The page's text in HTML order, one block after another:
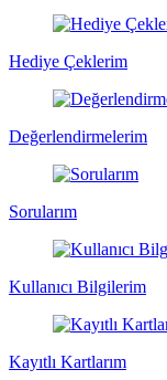
Hediye Çeklerim
Değerlendirmelerim
Sorularım
Kullanıcı Bilgilerim
Kayıtlı Kartlarım